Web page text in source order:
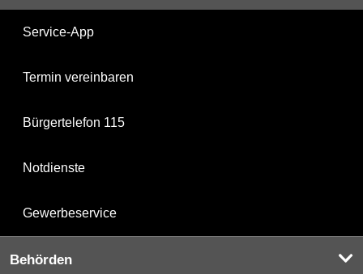
Service-App
Termin vereinbaren
Bürgertelefon 115
Notdienste
Gewerbeservice
Behörden